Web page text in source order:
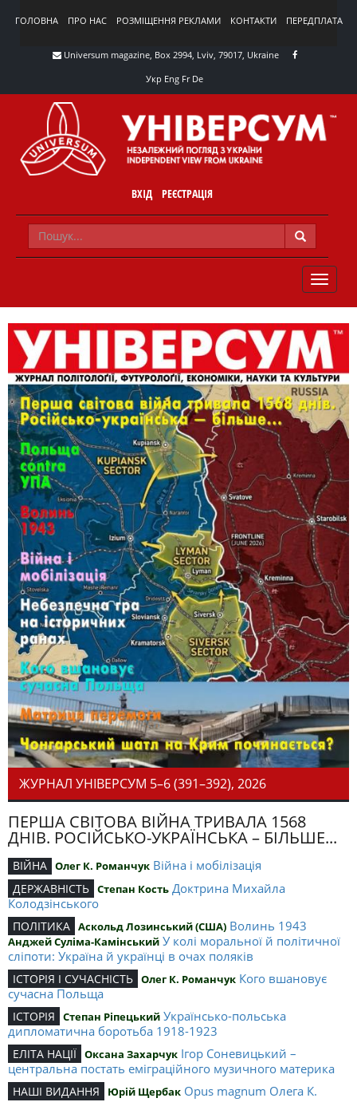
ГОЛОВНА ПРО НАС РОЗМІЩЕННЯ РЕКЛАМИ КОНТАКТИ ПЕРЕДПЛАТА
Universum magazine, Box 2994, Lviv, 79017, Ukraine
Укр Eng Fr De
ВХІД РЕЄСТРАЦІЯ
TOGGLE
ЖУРНАЛ УНІВЕРСУМ 5–6 (391–392), 2026
ПЕРША СВІТОВА ВІЙНА ТРИВАЛА 1568
ДНІВ. РОСІЙСЬКО-УКРАЇНСЬКА – БІЛЬШЕ...
ВІЙНА Олег К. Романчук Війна і мобілізація
ДЕРЖАВНІСТЬ Степан Кость Доктрина Михайла
Колодзінського
ПОЛІТИКА Аскольд Лозинський (США) Волинь 1943
Анджей Суліма-Камінський У колі моральної й політичної
сліпоти: Україна й українці в очах поляків
ІСТОРІЯ І СУЧАСНІСТЬ Олег К. Романчук Кого вшановує
сучасна Польща
ІСТОРІЯ Степан Ріпецький Українсько-польська
дипломатична боротьба 1918-1923
ЕЛІТА НАЦІЇ Оксана Захарчук Ігор Соневицький –
центральна постать еміграційного музичного материка
НАШІ ВИДАННЯ Юрій Щербак Opus magnum Олега К.